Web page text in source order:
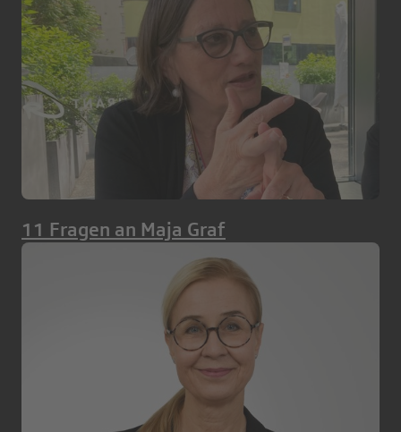
11 Fragen an Maja Graf